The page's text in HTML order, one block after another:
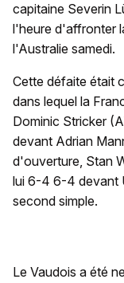
capitaine Severin
l'heure d'affronter
l'Australie samedi.
Cette défaite était
dans lequel la
Dominic Stricker
devant Adrian
d'ouverture, Stan
lui 6-4 6-4 devant
second simple.
Le Vaudois a été